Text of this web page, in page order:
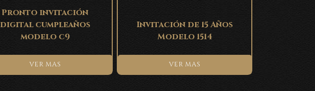
Pronto invitación
digital cumpleaños
modelo c9
VER MAS
Invitación de 15 Años
Modelo 1514
VER MAS